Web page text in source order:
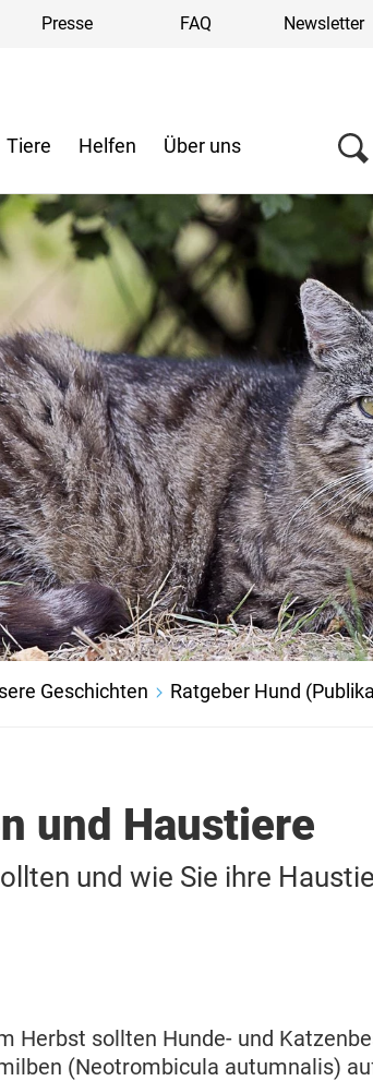
Presse FAQ Newsletter
Tiere Helfen Über uns
Geschichten Ratgeber Hund
und Haustiere
und wie Sie ihre
Herbst sollten Hunde- und
(Neotrombicula autumnalis)